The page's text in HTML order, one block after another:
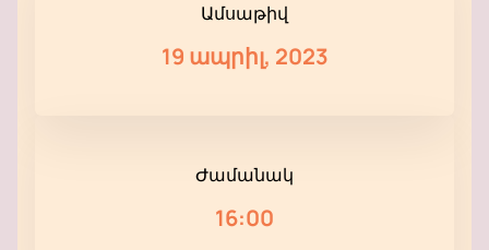
Ամսաթիվ
19 ապրիլ, 2023
Ժամանակ
16:00